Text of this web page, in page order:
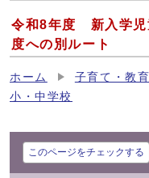
令和8年度 新入学児
度への別ルート
ホーム 子育て・教育
小・中学校
このページをチェックする